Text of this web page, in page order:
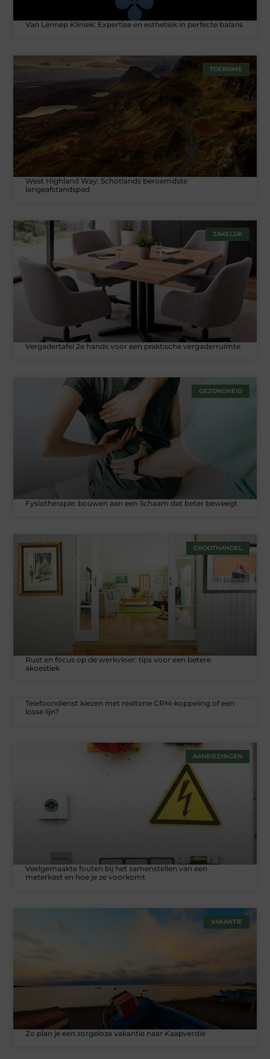
Van Lennep Kliniek: Expertise en esthetiek in perfecte balans
TOERISME
West Highland Way: Schotlands beroemdste
langeafstandspad
ZAKELIJK
Vergadertafel 2e hands voor een praktische vergaderruimte
GEZONDHEID
Fysiotherapie: bouwen aan een lichaam dat beter beweegt
GROOTHANDEL
Rust en focus op de werkvloer: tips voor een betere
akoestiek
Telefoondienst kiezen met realtime CRM-koppeling of een
losse lijn?
AANBIEDINGEN
Veelgemaakte fouten bij het samenstellen van een
meterkast en hoe je ze voorkomt
VAKANTIE
Zo plan je een zorgeloze vakantie naar Kaapverdië